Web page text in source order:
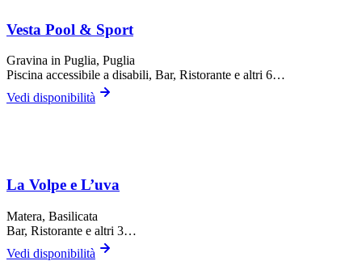
Vesta Pool & Sport
Gravina in Puglia, Puglia
Piscina accessibile a disabili, Bar, Ristorante e altri 6…
Vedi disponibilità
La Volpe e L’uva
Matera, Basilicata
Bar, Ristorante e altri 3…
Vedi disponibilità